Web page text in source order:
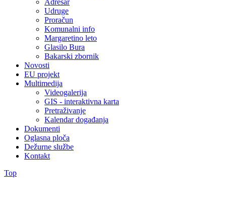
Udruge
Proračun
Komunalni info
Margaretino leto
Glasilo Bura
Bakarski zbornik
Novosti
EU projekt
Multimedija
Videogalerija
GIS - interaktivna karta
Pretraživanje
Kalendar događanja
Dokumenti
Oglasna ploča
Dežurne službe
Kontakt
Top